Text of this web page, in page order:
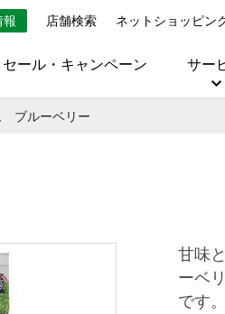
報 店舗検索 ネットショッピン
セール・キャンペーン サー
ブルーベリー
甘味
ーベ
です。